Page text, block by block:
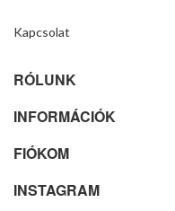
Kapcsolat
RÓLUNK
INFORMÁCIÓK
FIÓKOM
INSTAGRAM